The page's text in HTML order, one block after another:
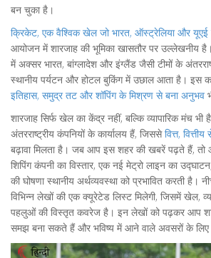
बन चुका है।
क्रिकेट, एक वैश्विक खेल जो भारत, ऑस्ट्रेलिया और यूएई
आयोजन में शारजाह की भूमिका खासतौर पर उल्लेखनीय
में अक्सर भारत, बांग्लादेश और इंग्लैंड जैसी टीमों के
स्थानीय पर्यटन और होटल बुकिंग में उछाल आता है। इस
इतिहास, समुद्र तट और शॉपिंग के मिश्रण से बना अनुभव
शारजाह सिर्फ खेल का केंद्र नहीं, बल्कि व्यापारिक मंच
अंतरराष्ट्रीय कंपनियों के कार्यालय हैं, जिससेवित्त,
बढ़ावा मिलता है। जब आप इस शहर की खबरें पढ़ते हैं,
शिपिंग कंपनी का विस्तार, एक नई मेट्रो लाइन का
की घोषणा स्थानीय अर्थव्यवस्था को प्रभावित करती है।
विभिन्न लेखों की एक क्यूरेटेड लिस्ट मिलेगी, जिसमें खेल,
पहलुओं की विस्तृत कवरेज है। इन लेखों को पढ़कर आप
समझ बना सकते हैं और भविष्य में आने वाले अवसरों के लिए